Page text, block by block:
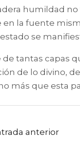
humildad
en la fuente
se
de tantas capas
de lo divino,
más que esta
anterior